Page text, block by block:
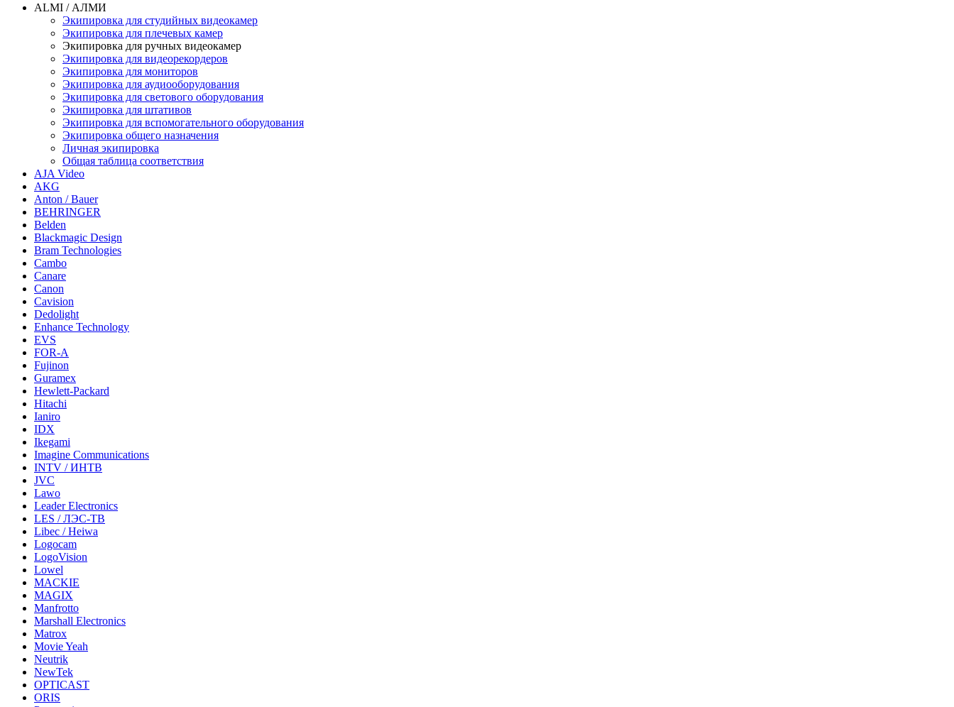
ALMI / АЛМИ
Экипировка для студийных видеокамер
Экипировка для плечевых камер
Экипировка для ручных видеокамер
Экипировка для видеорекордеров
Экипировка для мониторов
Экипировка для аудиооборудования
Экипировка для светового оборудования
Экипировка для штативов
Экипировка для вспомогательного оборудования
Экипировка общего назначения
Личная экипировка
Общая таблица соответствия
AJA Video
AKG
Anton / Bauer
BEHRINGER
Belden
Blackmagic Design
Bram Technologies
Cambo
Canare
Canon
Cavision
Dedolight
Enhance Technology
EVS
FOR-A
Fujinon
Guramex
Hewlett-Packard
Hitachi
Ianiro
IDX
Ikegami
Imagine Communications
INTV / ИНТВ
JVC
Lawo
Leader Electronics
LES / ЛЭС-ТВ
Libec / Heiwa
Logocam
LogoVision
Lowel
MACKIE
MAGIX
Manfrotto
Marshall Electronics
Matrox
Movie Yeah
Neutrik
NewTek
OPTICAST
ORIS